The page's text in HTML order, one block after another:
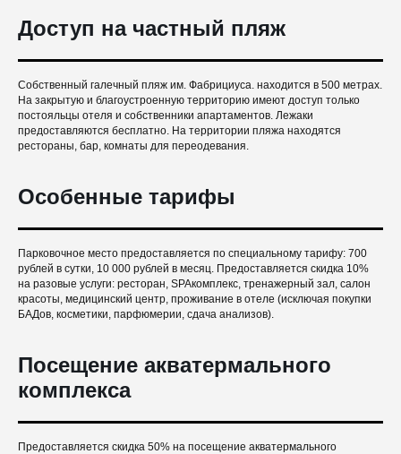
Доступ на частный пляж
Собственный галечный пляж им. Фабрициуса. находится в 500 метрах.
На закрытую и благоустроенную территорию имеют доступ только
постояльцы отеля и собственники апартаментов. Лежаки
предоставляются бесплатно. На территории пляжа находятся
рестораны, бар, комнаты для переодевания.
Особенные тарифы
Парковочное место предоставляется по специальному тарифу: 700
рублей в сутки, 10 000 рублей в месяц. Предоставляется скидка 10%
на разовые услуги: ресторан, SPAкомплекс, тренажерный зал, салон
красоты, медицинский центр, проживание в отеле (исключая покупки
БАДов, косметики, парфюмерии, сдача анализов).
Посещение акватермального
комплекса
Предоставляется скидка 50% на посещение акватермального